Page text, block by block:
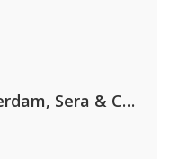
Kris Kross Amsterdam, Sera & Conor Maynard